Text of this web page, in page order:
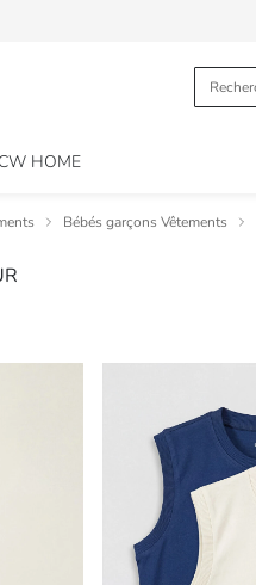
HOME
Bébés garçons Vêtements